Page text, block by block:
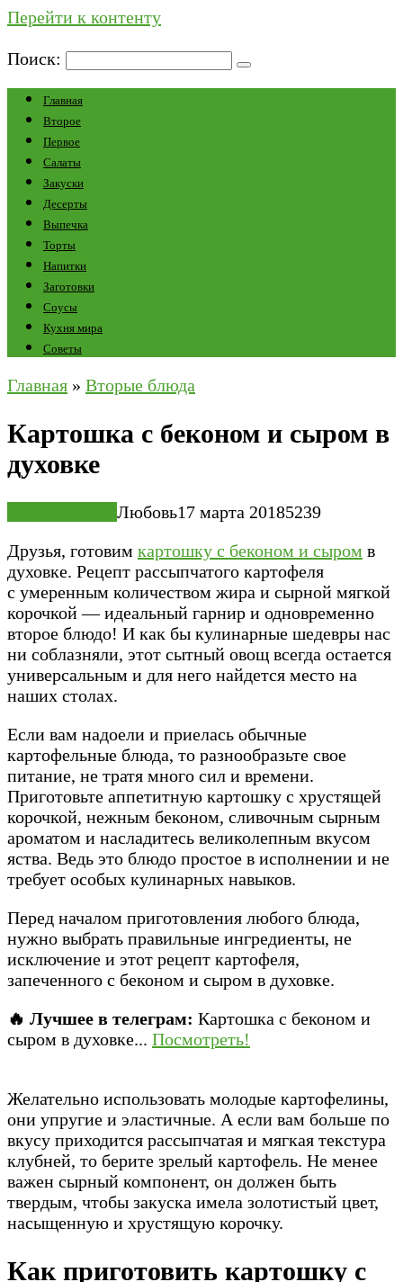
Перейти к контенту
Поиск:
Главная
Второе
Первое
Салаты
Закуски
Десерты
Выпечка
Торты
Напитки
Заготовки
Соусы
Кухня мира
Советы
Главная » Вторые блюда
Картошка с беконом и сыром в
духовке
Любовь17 марта 20185239
Друзья, готовим картошку с беконом и сыром в
духовке. Рецепт рассыпчатого картофеля
с умеренным количеством жира и сырной мягкой
корочкой — идеальный гарнир и одновременно
второе блюдо! И как бы кулинарные шедевры нас
ни соблазняли, этот сытный овощ всегда остается
универсальным и для него найдется место на
наших столах.
Если вам надоели и приелась обычные
картофельные блюда, то разнообразьте свое
питание, не тратя много сил и времени.
Приготовьте аппетитную картошку с хрустящей
корочкой, нежным беконом, сливочным сырным
ароматом и насладитесь великолепным вкусом
яства. Ведь это блюдо простое в исполнении и не
требует особых кулинарных навыков.
Перед началом приготовления любого блюда,
нужно выбрать правильные ингредиенты, не
исключение и этот рецепт картофеля,
запеченного с беконом и сыром в духовке.
🔥 Лучшее в телеграм: Картошка с беконом и
сыром в духовке... Посмотреть!
Желательно использовать молодые картофелины,
они упругие и эластичные. А если вам больше по
вкусу приходится рассыпчатая и мягкая текстура
клубней, то берите зрелый картофель. Не менее
важен сырный компонент, он должен быть
твердым, чтобы закуска имела золотистый цвет,
насыщенную и хрустящую корочку.
Как приготовить картошку с